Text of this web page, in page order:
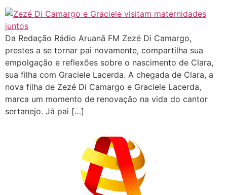
Da Redação Rádio Aruanã FM Zezé Di Camargo,
prestes a se tornar pai novamente, compartilha sua
empolgação e reflexões sobre o nascimento de Clara,
sua filha com Graciele Lacerda. A chegada de Clara, a
nova filha de Zezé Di Camargo e Graciele Lacerda,
marca um momento de renovação na vida do cantor
sertanejo. Já pai […]